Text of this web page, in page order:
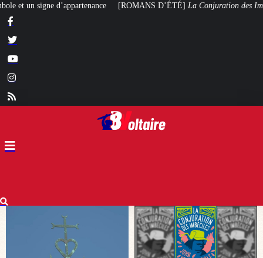
D’ÉTÉ]La Conjuration des Imbéciles, ou la bêtise moderne en